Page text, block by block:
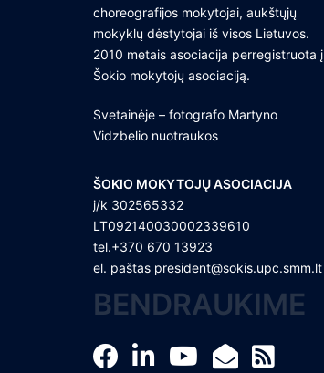
choreografijos mokytojai, aukštųjų
mokyklų dėstytojai iš visos Lietuvos.
2010 metais asociacija perregistruota į
Šokio mokytojų asociaciją.
Svetainėje – fotografo Martyno
Vidzbelio nuotraukos
ŠOKIO MOKYTOJŲ ASOCIACIJA
į/k 302565332
LT092140030002339610
tel.+370 670 13923
el. paštas president@sokis.upc.smm.lt
BENDRAUKIME